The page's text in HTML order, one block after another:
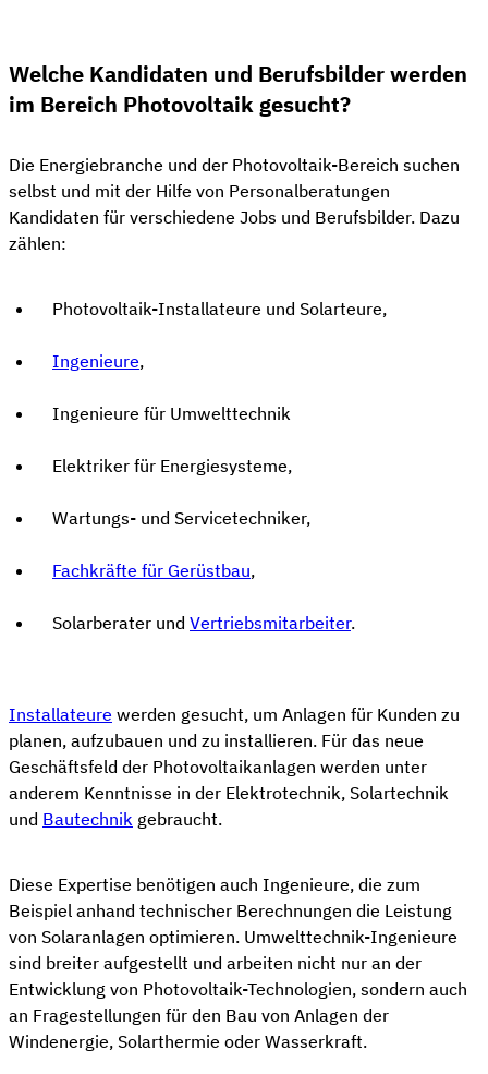
Welche Kandidaten und Berufsbilder werden
im Bereich Photovoltaik gesucht?
Die Energiebranche und der Photovoltaik-Bereich suchen
selbst und mit der Hilfe von Personalberatungen
Kandidaten für verschiedene Jobs und Berufsbilder. Dazu
zählen:
Photovoltaik-Installateure und Solarteure,
Ingenieure,
Ingenieure für Umwelttechnik
Elektriker für Energiesysteme,
Wartungs- und Servicetechniker,
Fachkräfte für Gerüstbau,
Solarberater und Vertriebsmitarbeiter.
Installateure werden gesucht, um Anlagen für Kunden zu
planen, aufzubauen und zu installieren. Für das neue
Geschäftsfeld der Photovoltaikanlagen werden unter
anderem Kenntnisse in der Elektrotechnik, Solartechnik
und Bautechnik gebraucht.
Diese Expertise benötigen auch Ingenieure, die zum
Beispiel anhand technischer Berechnungen die Leistung
von Solaranlagen optimieren. Umwelttechnik-Ingenieure
sind breiter aufgestellt und arbeiten nicht nur an der
Entwicklung von Photovoltaik-Technologien, sondern auch
an Fragestellungen für den Bau von Anlagen der
Windenergie, Solarthermie oder Wasserkraft.